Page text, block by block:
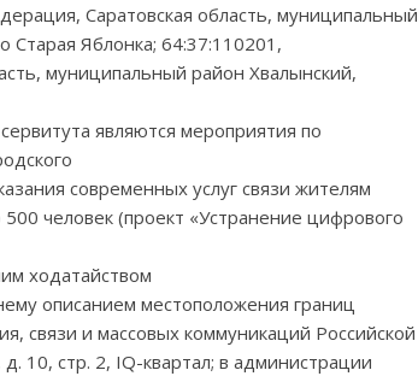
Саратовская область, муниципальный
Старая Яблонка; 64:37:110201,
муниципальный район Хвалынский,
являются мероприятия по
современных услуг связи жителям
человек (проект «Устранение цифрового
ходатайством
описанием местоположения границ
связи и массовых коммуникаций Российской
10, стр. 2, IQ-квартал; в администрации